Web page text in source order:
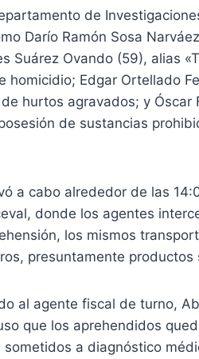
de
Darío Ramón Sosa
Suárez Ovando (59), alias
homicidio; Edgar Ortellado
hurtos agravados; y Óscar
de sustancias
a cabo alrededor de las
donde los agentes
los mismos
presuntamente
al agente fiscal de turno,
que los aprehendidos
a diagnóstico